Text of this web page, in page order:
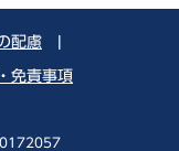
配慮
免責事項